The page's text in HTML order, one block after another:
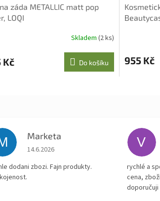
záda METALLIC matt pop
LOQI
Skladem (2 ks)
Kč Do košíku 955 Kč
Marketa
Hodnocení obchodu je 5 z 5 hvězdiček.
14.6.2026
dodani zbozi. Fajn produkty.
V
rychlé a
cena,
doporučuji